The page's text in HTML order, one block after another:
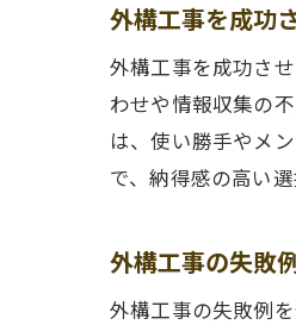
外構工事を成功
外構工事を成功さ
わせや情報収集の
は、使い勝手やメ
で、納得感の高い
外構工事の失敗
外構工事の失敗例